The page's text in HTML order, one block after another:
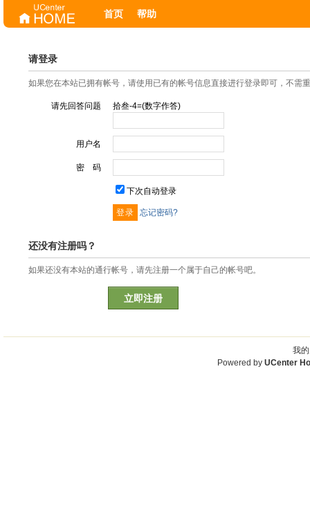
首页 帮助
请登录
如果您在本站已拥有帐号，请使用已有的帐号信息直接进行登录即可，不需
请先回答问题 拾叁-4=(数字作答)
用户名
密 码
下次自动登录
忘记密码?
还没有注册吗？
如果还没有本站的通行帐号，请先注册一个属于自己的帐号吧。
立即注册
我
Powered by UCenter